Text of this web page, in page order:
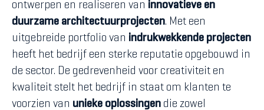
ontwerpen en realiseren van innovatieve en
duurzame architectuurprojecten. Met een
uitgebreide portfolio van indrukwekkende projecten
heeft het bedrijf een sterke reputatie opgebouwd in
de sector. De gedrevenheid voor creativiteit en
kwaliteit stelt het bedrijf in staat om klanten te
voorzien van unieke oplossingen die zowel